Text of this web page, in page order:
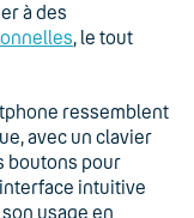
à des
, le tout
ressemblent
avec un clavier
boutons pour
intuitive
usage en